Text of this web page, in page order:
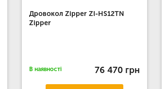
Дровокол Zipper ZI-HS12TN
Zipper
В наявності 76 470 грн